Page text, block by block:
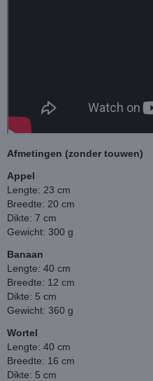
Afmetingen (zonder touwen)
Appel
Lengte: 23 cm
Breedte: 20 cm
Dikte: 7 cm
Gewicht: 300 g
Banaan
Lengte: 40 cm
Breedte: 12 cm
Dikte: 5 cm
Gewicht: 360 g
Wortel
Lengte: 40 cm
Breedte: 16 cm
Dikte: 5 cm